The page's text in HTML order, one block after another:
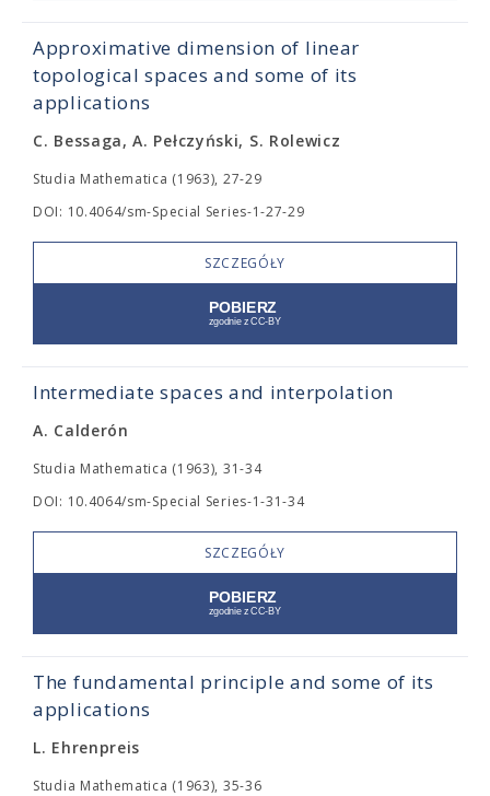
Approximative dimension of linear
topological spaces and some of its
applications
C. Bessaga, A. Pełczyński, S. Rolewicz
Studia Mathematica (1963), 27-29
DOI: 10.4064/sm-Special Series-1-27-29
SZCZEGÓŁY
Intermediate spaces and interpolation
A. Calderón
Studia Mathematica (1963), 31-34
DOI: 10.4064/sm-Special Series-1-31-34
SZCZEGÓŁY
The fundamental principle and some of its
applications
L. Ehrenpreis
Studia Mathematica (1963), 35-36